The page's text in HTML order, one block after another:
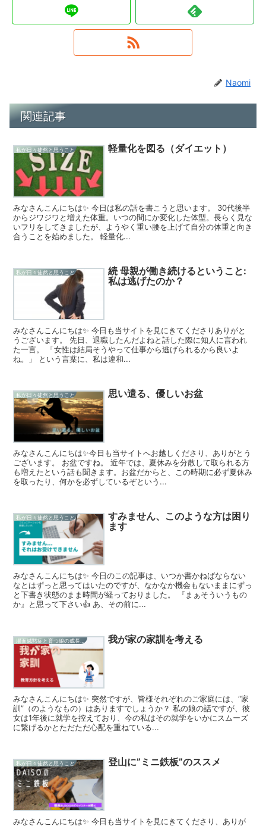
Naomi
関連記事
私が日々徒然と思うこと 軽量化を図る（ダイエット）
みなさんこんにちは✨ 今日は私の話を書こうと思います。 30代後半
からジワジワと増えた体重。いつの間にか変化した体型。長らく見な
いフリをしてきましたが、ようやく重い腰を上げて自分の体重と向き
合うことを始めました。 軽量化...
私が日々徒然と思うこと
続 母親が働き続けるということ:
私は逃げたのか？
みなさんこんにちは✨ 今日も当サイトを見にきてくださりありがと
うございます。 先日、退職したんだよねと話した際に知人に言われ
た一言。 「女性は結局そうやって仕事から逃げられるから良いよ
ね。」 という言葉に、私は違和...
私が日々徒然と思うこと 思い遣る、優しいお盆
みなさんこんにちは✨今日も当サイトへお越しくださり、ありがとう
ございます。 お盆ですね。 近年では、夏休みを分散して取られる方
も増えたという話も聞きます。お盆だからと、この時期に必ず夏休み
を取ったり、何かを必ずしているぞという...
私が日々徒然と思うこと
すみません、このような方は困り
ます
みなさんこんにちは✨ 今日のこの記事は、いつか書かねばならない
なとはずっと思ってはいたのですが、なかなか機会もないままにずっ
と下書き状態のまま時間が経っておりました。 『まぁそういうもの
か』と思って下さい👍 あ、その前に...
我が家の家訓を考える
みなさんこんにちは✨ 突然ですが、皆様それぞれのご家庭には、“家
訓”（のようなもの）はありますでしょうか？ 私の娘の話ですが、彼
女は1年後に就学を控えており、今の私はその就学をいかにスムーズ
に繋げるかとただただ心配を重ねている...
私が日々徒然と思うこと 登山に”ミニ鉄板”のススメ
みなさんこんにちは✨ 今日も当サイトを見にきてくださり、ありが